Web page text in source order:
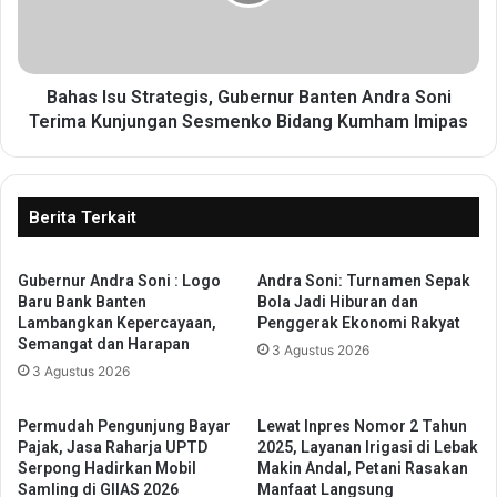
k
l
r
g
a
M
a
h
s
i
s
w
S
i
,
G
u
b
e
n
u
r
B
Bahas Isu Strategis, Gubernur Banten Andra Soni
Terima Kunjungan Sesmenko Bidang Kumham Imipas
Berita Terkait
Gubernur Andra Soni : Logo
Baru Bank Banten
Lambangkan Kepercayaan,
Semangat dan Harapan
3 Agustus 2026
Andra Soni: Turnamen Sepak
Bola Jadi Hiburan dan
Penggerak Ekonomi Rakyat
3 Agustus 2026
Permudah Pengunjung Bayar
Pajak, Jasa Raharja UPTD
Serpong Hadirkan Mobil
Samling di GIIAS 2026
Lewat Inpres Nomor 2 Tahun
2025, Layanan Irigasi di Lebak
Makin Andal, Petani Rasakan
Manfaat Langsung